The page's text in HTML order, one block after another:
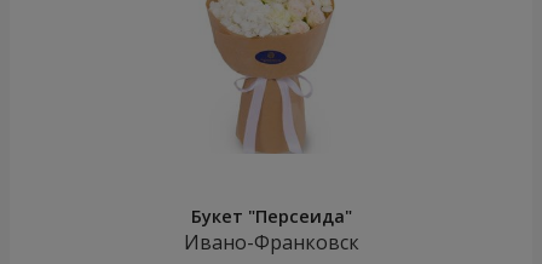
Букет "Персеида"
Ивано-Франковск